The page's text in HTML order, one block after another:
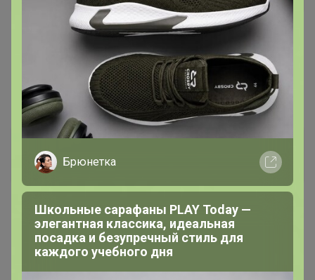
, здравствуйте! Проплатила но не вижу у
вас. Скинуть чек?
Великий магистр
7 апреля, 2025 15:02
Все прошло. Извините
Брюнетка
Школьные сарафаны PLAY Today —
элегантная классика, идеальная
посадка и безупречный стиль для
каждого учебного дня